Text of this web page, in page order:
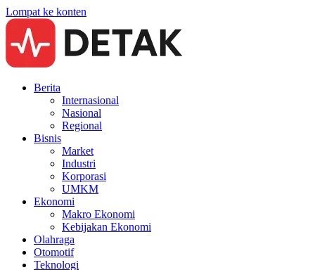
Lompat ke konten
Berita
Internasional
Nasional
Regional
Bisnis
Market
Industri
Korporasi
UMKM
Ekonomi
Makro Ekonomi
Kebijakan Ekonomi
Olahraga
Otomotif
Teknologi